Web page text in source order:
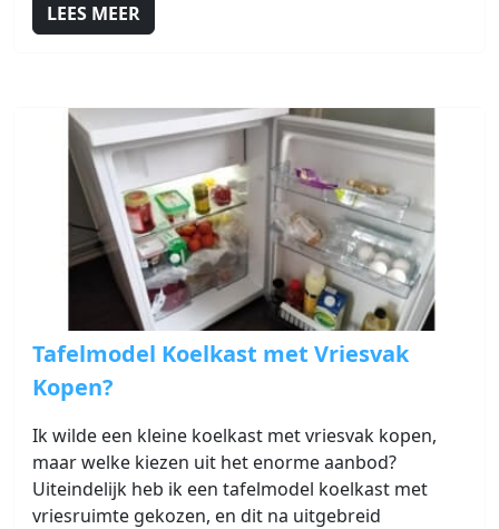
LEES MEER
Link naar Tafelmodel Koelkast met Vriesvak Kopen?
Tafelmodel Koelkast met Vriesvak
Kopen?
Ik wilde een kleine koelkast met vriesvak kopen,
maar welke kiezen uit het enorme aanbod?
Uiteindelijk heb ik een tafelmodel koelkast met
vriesruimte gekozen, en dit na uitgebreid